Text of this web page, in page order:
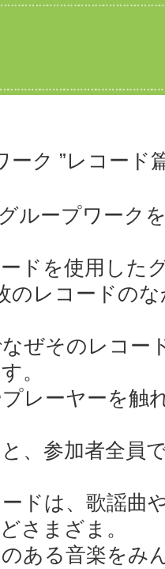
ク ”レコード
ループワーク
ドを使用した
のレコードの
ぜそのレコー
。
レーヤーを触
、参加者全員
ドは、歌謡曲
さまざま。
ある音楽をみ